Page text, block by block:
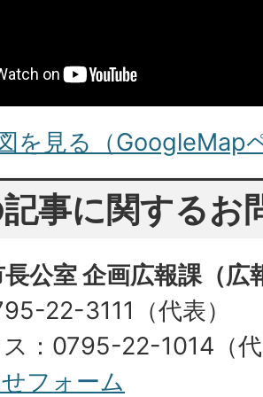
を見る（GoogleMap
事に関するお
公室 企画広報課（広
22-3111（代表）
：0795-22-1014（
フォーム